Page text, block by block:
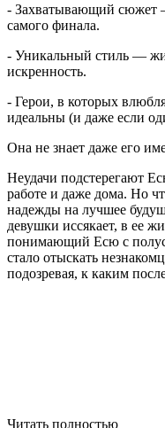
- Захватывающий сюжет
самого финала.
- Уникальный стиль —
искренность.
- Герои, в которых
идеальны (и даже если
Она не знает даже его
Неудачи подстерегают
работе и даже дома. Но
надежды на лучшее
девушки иссякает, в ее
понимающий Есю с
стало отыскать
подозревая, к каким
Читать полностью